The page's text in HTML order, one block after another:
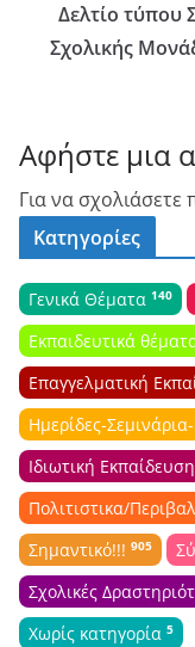
Δελτίο τύπου
Σχολικής
Αφήστε μια
Για να σχολιάσετε
Κατηγορίες
Γενικά Θέματα 140
Εκπαιδευτικά
Επαγγελματική
Ημερίδες-
Ιδιωτική Εκπαίδευση
Πολιτιστικα/
Σημαντικό!!! 905
Σχολικές
Χωρίς κατηγορία 5